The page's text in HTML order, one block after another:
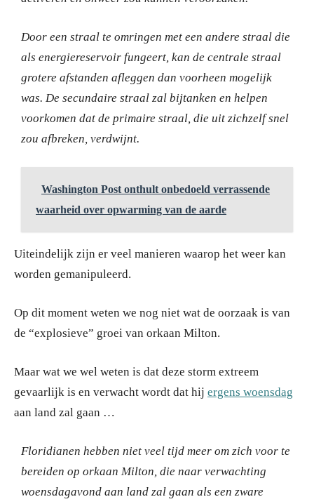
Door een straal te omringen met een andere straal die
als energiereservoir fungeert, kan de centrale straal
grotere afstanden afleggen dan voorheen mogelijk
was. De secundaire straal zal bijtanken en helpen
voorkomen dat de primaire straal, die uit zichzelf snel
zou afbreken, verdwijnt.
Washington Post onthult onbedoeld verrassende
waarheid over opwarming van de aarde
Uiteindelijk zijn er veel manieren waarop het weer kan
worden gemanipuleerd.
Op dit moment weten we nog niet wat de oorzaak is van
de “explosieve” groei van orkaan Milton.
Maar wat we wel weten is dat deze storm extreem
gevaarlijk is en verwacht wordt dat hij ergens woensdag
aan land zal gaan …
Floridianen hebben niet veel tijd meer om zich voor te
bereiden op orkaan Milton, die naar verwachting
woensdagavond aan land zal gaan als een zware